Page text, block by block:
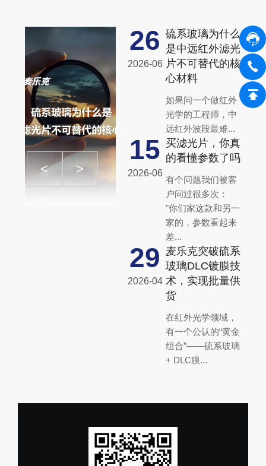
< >
26
2026-06
硫系玻璃为什么
是中远红外滤光
片不可替代的核
心材料
如果问一个做红外
光学的工程师，中
远红外波段最难...
15
2026-06
买滤光片，你真
的看懂参数了吗
有个问题我们被客
户问过很多次：
"你们家这款和另一
家的，参数看起来
差...
29
2026-04
麦乐克突破硫系
玻璃DLC镀膜技
术，实现批量供
货
在红外光学领域，
有一个公认的“黄金
组合”——硫系玻璃
+ DLC膜...